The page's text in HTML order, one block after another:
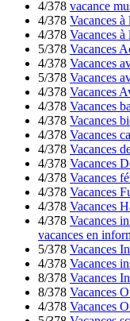
4/378 vacance
4/378 Vacances à
4/378 Vacances
5/378 Vacances
4/378 Vacances
5/378 Vacances
4/378 Vacances
4/378 Vacances
4/378 Vacances
4/378 Vacances
4/378 Vacances
4/378 Vacances
4/378 Vacances
4/378 Vacances
4/378 Vacances
4/378 Vacances
vacances en
5/378 Vacances
4/378 Vacances
8/378 Vacances
8/378 Vacances
4/378 Vacances